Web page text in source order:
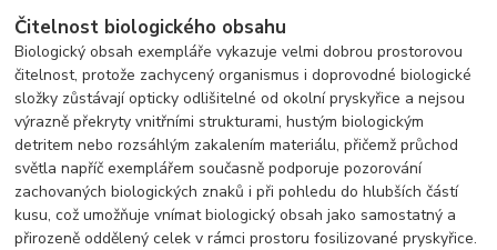
Čitelnost biologického obsahu
Biologický obsah exempláře vykazuje velmi dobrou prostorovou
čitelnost, protože zachycený organismus i doprovodné biologické
složky zůstávají opticky odlišitelné od okolní pryskyřice a nejsou
výrazně překryty vnitřními strukturami, hustým biologickým
detritem nebo rozsáhlým zakalením materiálu, přičemž průchod
světla napříč exemplářem současně podporuje pozorování
zachovaných biologických znaků i při pohledu do hlubších částí
kusu, což umožňuje vnímat biologický obsah jako samostatný a
přirozeně oddělený celek v rámci prostoru fosilizované pryskyřice.